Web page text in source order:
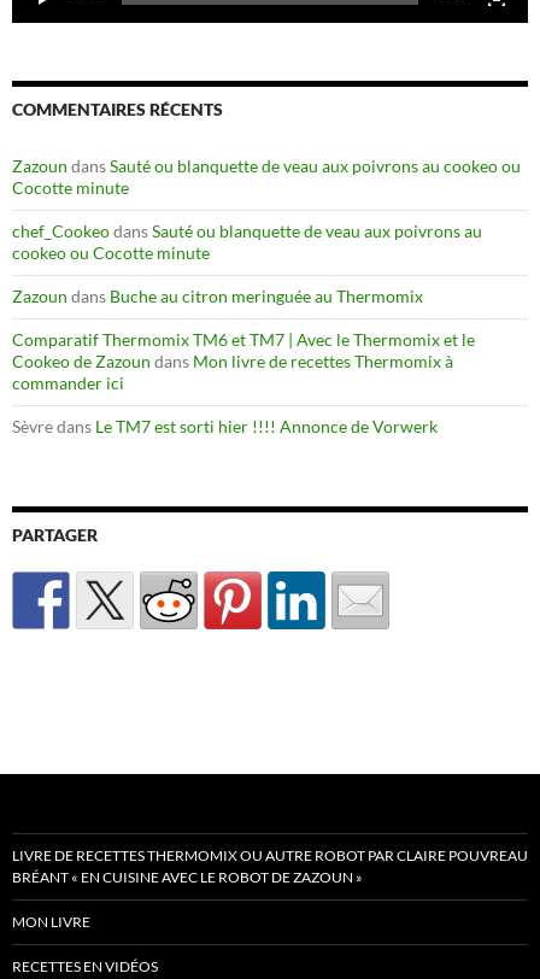
COMMENTAIRES RÉCENTS
Zazoun dansSauté ou blanquette de veau aux poivrons au cookeo ou
Cocotte minute
chef_CookeodansSauté ou blanquette de veau aux poivrons au
cookeo ou Cocotte minute
Zazoun dans Buche au citron meringuée au Thermomix
Comparatif Thermomix TM6 et TM7 | Avec le Thermomix et le
Cookeo de Zazoun dans Mon livre de recettes Thermomix à
commander ici
Sèvredans Le TM7 est sorti hier !!!! Annonce de Vorwerk
PARTAGER
LIVRE DE RECETTES THERMOMIX OU AUTRE ROBOT PAR CLAIRE POUVREAU
BRÉANT « EN CUISINE AVEC LE ROBOT DE ZAZOUN »
MON LIVRE
RECETTES EN VIDÉOS